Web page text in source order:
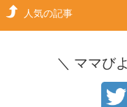
生後6ヶ月
人気の記事
＼ ママび